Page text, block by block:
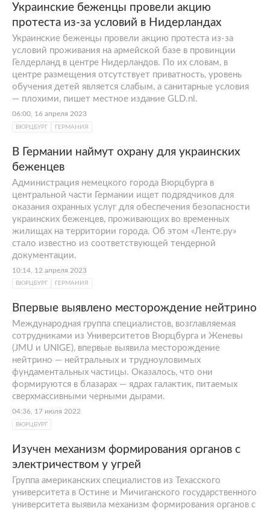
Украинские беженцы провели акцию
протеста из-за условий в Нидерландах
Украинские беженцы провели акцию протеста из-за
условий проживания на армейской базе в провинции
Гелдерланд в центре Нидерландов. По их словам, в
центре размещения отсутствует приватность, уровень
обучения детей является слабым, а санитарные условия
— плохими, пишет местное издание GLD.nl.
06:00, 16 апреля 2023
ВЮРЦБУРГ ГЕРМАНИЯ
В Германии наймут охрану для украинских
беженцев
Администрация немецкого города Вюрцбурга в
центральной части Германии ищет подрядчиков для
оказания охранных услуг для обеспечения безопасности
украинских беженцев, проживающих во временных
жилищах на территории города. Об этом «Ленте.ру»
стало известно из соответствующей тендерной
документации.
10:14, 12 апреля 2023
ВЮРЦБУРГ ГЕРМАНИЯ
Впервые выявлено месторождение нейтрино
Международная группа специалистов, возглавляемая
сотрудниками из Университетов Вюрцбурга и Женевы
(JMU и UNIGE), впервые выявила месторождение
нейтрино — нейтральных и трудноуловимых
фундаментальных частицы. Оказалось, что они
формируются в блазарах — ядрах галактик, питаемых
сверхмассивными черными дырами.
04:36, 17 июля 2022
ВЮРЦБУРГ
Изучен механизм формирования органов с
электричеством у угрей
Группа американских специалистов из Техасского
университета в Остине и Мичиганского государственного
университета выявила механизм формирования органов с